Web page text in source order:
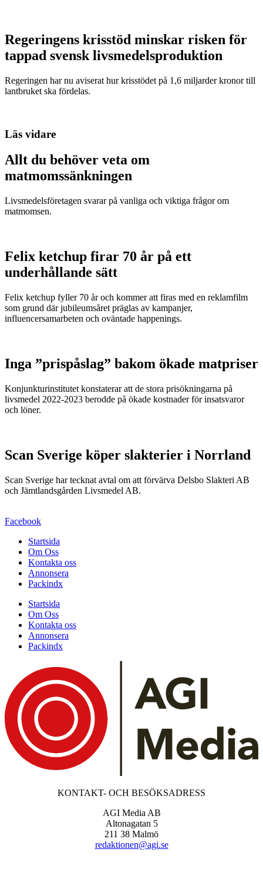
Regeringens krisstöd minskar risken för
tappad svensk livsmedelsproduktion
Regeringen har nu aviserat hur krisstödet på 1,6 miljarder kronor till
lantbruket ska fördelas.
Läs vidare
Allt du behöver veta om
matmomssänkningen
Livsmedelsföretagen svarar på vanliga och viktiga frågor om
matmomsen.
Felix ketchup firar 70 år på ett
underhållande sätt
Felix ketchup fyller 70 år och kommer att firas med en reklamfilm
som grund där jubileumsåret präglas av kampanjer,
influencersamarbeten och oväntade happenings.
Inga ”prispåslag” bakom ökade matpriser
Konjunkturinstitutet konstaterar att de stora prisökningarna på
livsmedel 2022-2023 berodde på ökade kostnader för insatsvaror
och löner.
Scan Sverige köper slakterier i Norrland
Scan Sverige har tecknat avtal om att förvärva Delsbo Slakteri AB
och Jämtlandsgården Livsmedel AB.
Facebook
Startsida
Om Oss
Kontakta oss
Annonsera
Packindx
Startsida
Om Oss
Kontakta oss
Annonsera
Packindx
KONTAKT- OCH BESÖKSADRESS
AGI Media AB
Altonagatan 5
211 38 Malmö
redaktionen@agi.se